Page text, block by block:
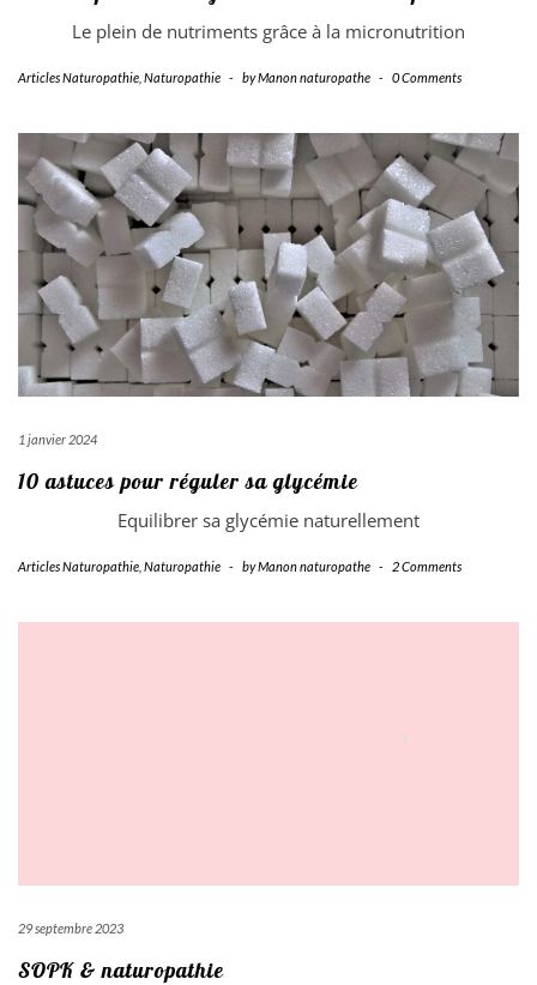
Le plein de nutriments grâce à la micronutrition
Articles Naturopathie Naturopathie - byManon naturopathe - 0 Comments
1 janvier 2024
10 astuces pour réguler sa glycémie
Equilibrer sa glycémie naturellement
Articles Naturopathie Naturopathie - byManon naturopathe - 2 Comments
29 septembre 2023
SOPK & naturopathie